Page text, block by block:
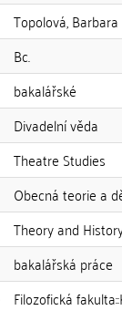
Topolová, Barbara
Bc.
bakalářské
Divadelní věda
Theatre Studies
Obecná teorie a
Theory and
bakalářská práce
Filozofická